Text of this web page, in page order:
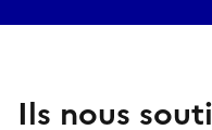
Ils nous